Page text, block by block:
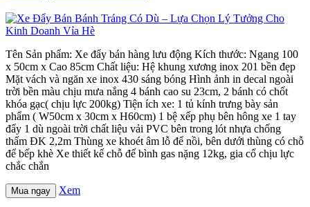
Tên Sản phẩm: Xe đẩy bán hàng lưu động Kích thước: Ngang 100
x 50cm x Cao 85cm Chất liệu: Hệ khung xương inox 201 bền đẹp
Mặt vách và ngăn xe inox 430 sáng bóng Hình ảnh in decal ngoài
trời bền màu chịu mưa nắng 4 bánh cao su 23cm, 2 bánh có chốt
khóa gạc( chịu lực 200kg) Tiện ích xe: 1 tủ kính trưng bày sản
phẩm ( W50cm x 30cm x H60cm) 1 bệ xếp phụ bên hông xe 1 tay
đẩy 1 dù ngoài trời chất liệu vải PVC bên trong lót nhựa chống
thấm ĐK 2,2m Thùng xe khoét âm lỗ để nồi, bên dưới thùng có chỗ
để bếp khè Xe thiết kế chỗ để bình gas nặng 12kg, gia cố chịu lực
chắc chắn
Mua ngay Xem